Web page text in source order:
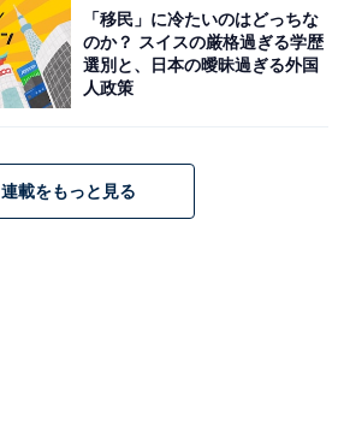
「移民」に冷たいのはどっちな
のか？ スイスの厳格過ぎる学歴
選別と、日本の曖昧過ぎる外国
人政策
連載をもっと見る